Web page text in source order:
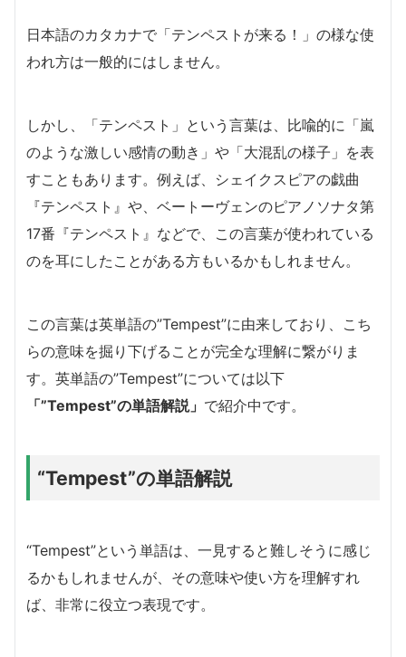
日本語のカタカナで「テンペストが来る！」の様な使
われ方は一般的にはしません。
しかし、「テンペスト」という言葉は、比喩的に「嵐
のような激しい感情の動き」や「大混乱の様子」を表
すこともあります。例えば、シェイクスピアの戯曲
『テンペスト』や、ベートーヴェンのピアノソナタ第
17番『テンペスト』などで、この言葉が使われている
のを耳にしたことがある方もいるかもしれません。
この言葉は英単語の”Tempest”に由来しており、こち
らの意味を掘り下げることが完全な理解に繋がりま
す。英単語の”Tempest”については以下
「”Tempest”の単語解説」 で紹介中です。
“Tempest”の単語解説
“Tempest”という単語は、一見すると難しそうに感じ
るかもしれませんが、その意味や使い方を理解すれ
ば、非常に役立つ表現です。